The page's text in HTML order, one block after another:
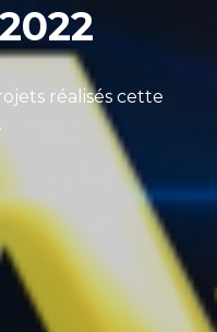
réalisés cette